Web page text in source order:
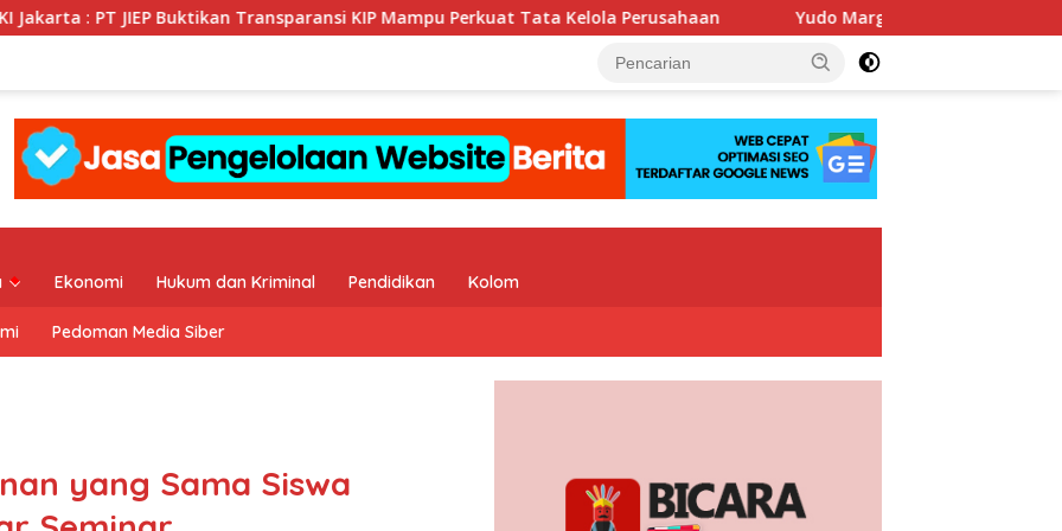
Buktikan Transparansi KIP Mampu Perkuat Tata Kelola Perusahaan Yudo Margono Pimpin Ziarah HUT Ke-40 PPAL di
Ekonomi Hukum dan Kriminal Pendidikan Kolom
Pedoman Media Siber
yang Sama Siswa